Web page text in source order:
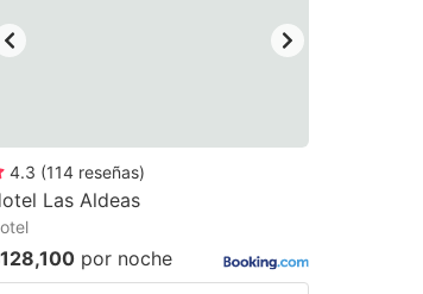
4.3 (114 reseñas)
Las Aldeas
por noche